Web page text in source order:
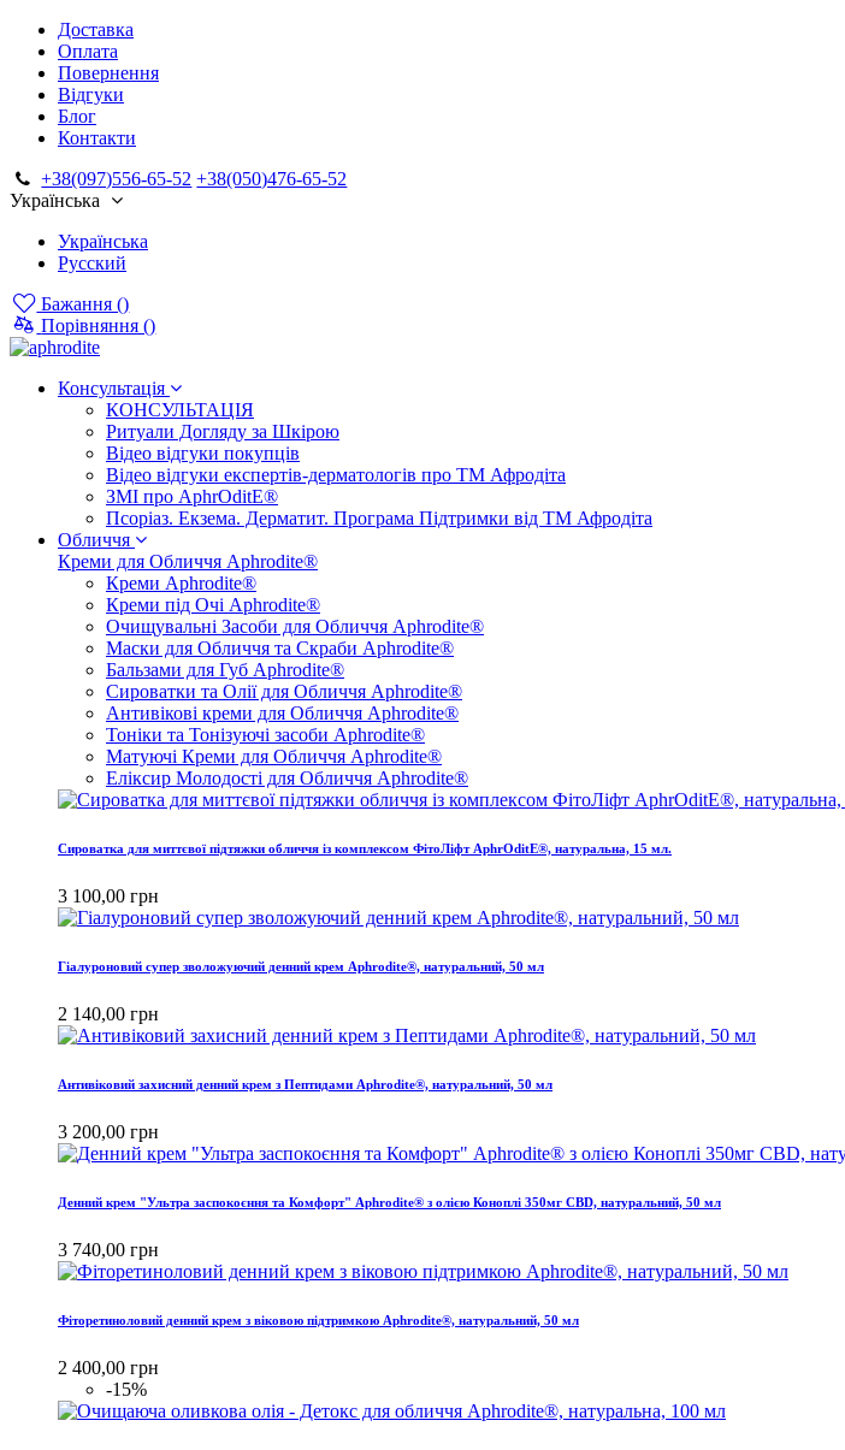
Доставка
Оплата
Повернення
Відгуки
Блог
Контакти
+38(097)556-65-52 +38(050)476-65-52
Українська
Українська
Русский
Бажання ()
Порівняння ()
Консультація
КОНСУЛЬТАЦІЯ
Ритуали Догляду за Шкірою
Відео відгуки покупців
Відео відгуки експертів-дерматологів про ТМ Афродіта
ЗМІ про AphrOditE®
Псоріаз. Екзема. Дерматит. Програма Підтримки від ТМ Афродіта
Обличчя
Креми для Обличчя Aphrodite®
Креми Aphrodite®
Креми під Очі Aphrodite®
Очищувальні Засоби для Обличчя Aphrodite®
Маски для Обличчя та Скраби Aphrodite®
Бальзами для Губ Aphrodite®
Сироватки та Олії для Обличчя Aphrodite®
Антивікові креми для Обличчя Aphrodite®
Тоніки та Тонізуючі засоби Aphrodite®
Матуючі Креми для Обличчя Aphrodite®
Еліксир Молодості для Обличчя Aphrodite®
Сироватка для миттєвої підтяжки обличчя із комплексом ФітоЛіфт AphrOditE®, натуральна, 15 мл.
3 100,00 грн
Гіалуроновий супер зволожуючий денний крем Aphrodite®, натуральний, 50 мл
2 140,00 грн
Антивіковий захисний денний крем з Пептидами Aphrodite®, натуральний, 50 мл
3 200,00 грн
Денний крем "Ультра заспокоєння та Комфорт" Aphrodite® з олією Коноплі 350мг CBD, натуральний, 50 мл
3 740,00 грн
Фіторетиноловий денний крем з віковою підтримкою Aphrodite®, натуральний, 50 мл
2 400,00 грн
-15%